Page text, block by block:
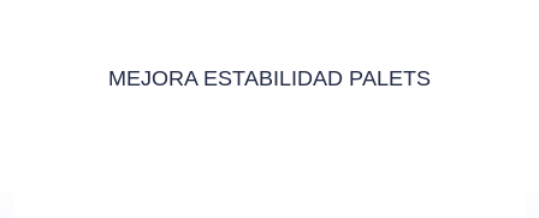
MEJORA ESTABILIDAD PALETS